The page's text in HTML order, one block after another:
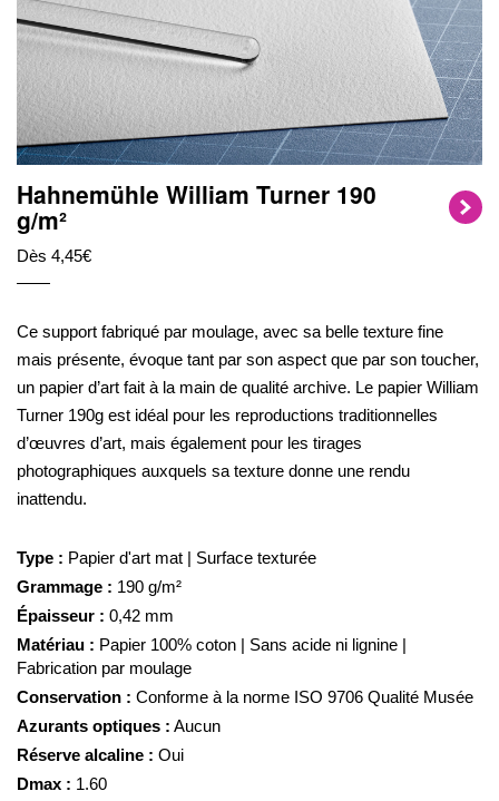
Hahnemühle William Turner 190
g/m²
Dès 4,45€
Ce support fabriqué par moulage, avec sa belle texture fine
mais présente, évoque tant par son aspect que par son toucher,
un papier d’art fait à la main de qualité archive. Le papier William
Turner 190g est idéal pour les reproductions traditionnelles
d’œuvres d’art, mais également pour les tirages
photographiques auxquels sa texture donne une rendu
inattendu.
Type : Papier d'art mat | Surface texturée
Grammage : 190 g/m²
Épaisseur : 0,42 mm
Matériau : Papier 100% coton | Sans acide ni lignine |
Fabrication par moulage
Conservation : Conforme à la norme ISO 9706 Qualité Musée
Azurants optiques : Aucun
Réserve alcaline : Oui
Dmax : 1.60